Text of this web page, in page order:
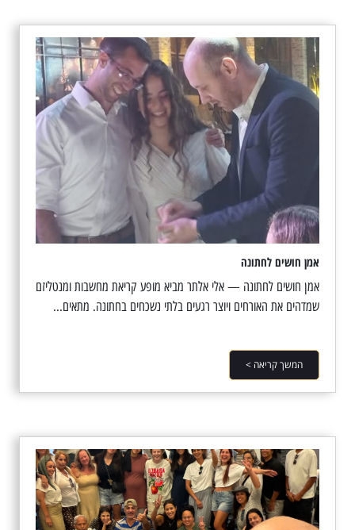
אמן חושים לחתונה
אמן חושים לחתונה — אלי אלתר מביא מופע קריאת מחשבות ומנטליזם
שמדהים את האורחים ויוצר רגעים בלתי נשכחים בחתונה. מתאים...
המשך קריאה >